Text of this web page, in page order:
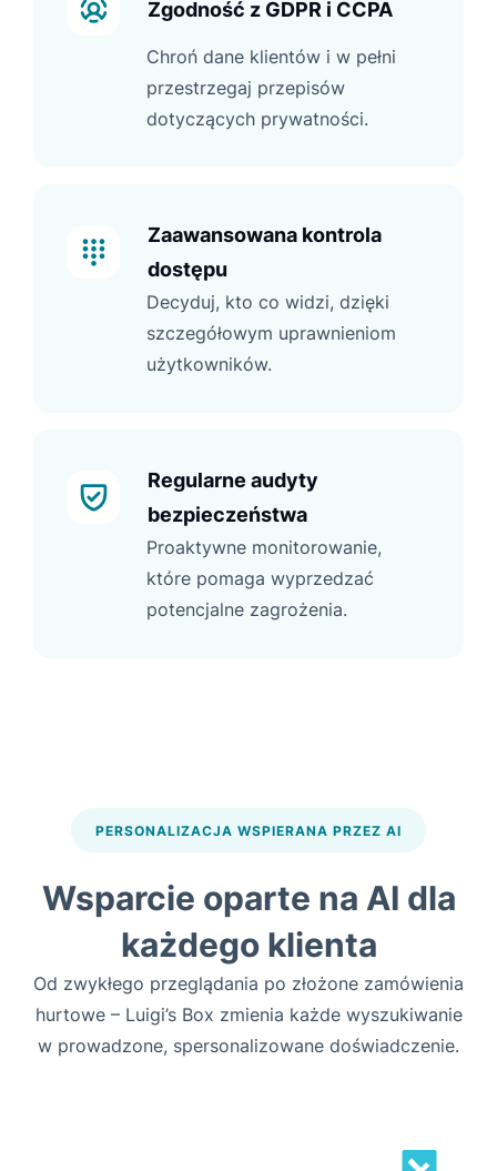
Zgodność z GDPR i CCPA
Chroń dane klientów i w pełni
przestrzegaj przepisów
dotyczących prywatności.
Zaawansowana kontrola
dostępu
Decyduj, kto co widzi, dzięki
szczegółowym uprawnieniom
użytkowników.
Regularne audyty
bezpieczeństwa
Proaktywne monitorowanie,
które pomaga wyprzedzać
potencjalne zagrożenia.
PERSONALIZACJA WSPIERANA PRZEZ AI
Wsparcie oparte na AI dla
każdego klienta
Od zwykłego przeglądania po złożone zamówienia
hurtowe – Luigi’s Box zmienia każde wyszukiwanie
w prowadzone, spersonalizowane doświadczenie.